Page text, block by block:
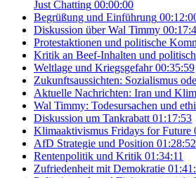
Just Chatting 00:00:00
Begrüßung und Einführung
Diskussion über Wal Timmy
Protestaktionen und politische
Kritik an Beef-Inhalten und
Weltlage und Kriegsgefahr 00:35:59
Zukunftsaussichten: Sozialismus
Aktuelle Nachrichten: Iran und
Wal Timmy: Todesursachen und
Diskussion um Tankrabatt 01:17:53
Klimaaktivismus Fridays for Future
AfD Strategie und Position 01:28:52
Rentenpolitik und Kritik 01:34:11
Zufriedenheit mit Demokratie